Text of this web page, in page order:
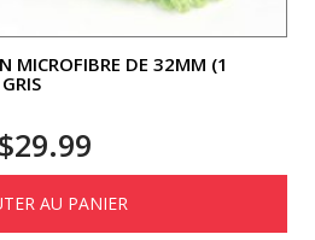
MICROFIBRE DE 32MM (1
$29.99
AU PANIER